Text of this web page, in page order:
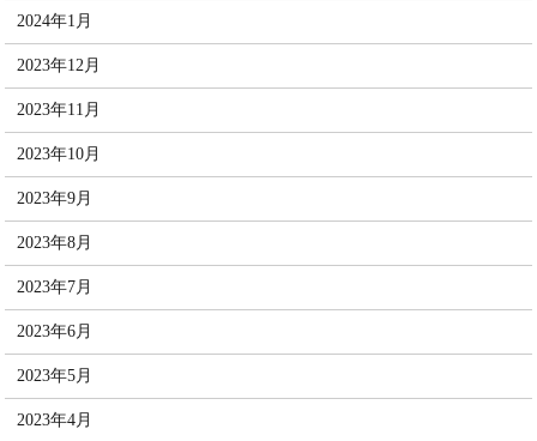
2024年1月
2023年12月
2023年11月
2023年10月
2023年9月
2023年8月
2023年7月
2023年6月
2023年5月
2023年4月